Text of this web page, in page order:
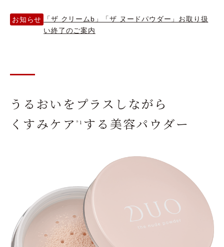
お知らせ
「ザ クリームb」「ザ ヌードパウダー」お取り扱
い終了のご案内
うるおいをプラスしながら
くすみケア *1 する美容パウダー